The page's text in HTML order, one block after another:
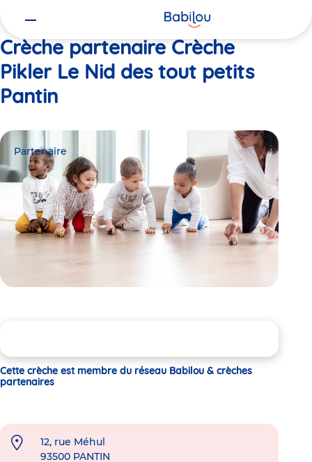
Crèche partenaire Crèche
Pikler Le Nid des tout petits
Pantin
Partenaire
Cette crèche est membre du réseau Babilou & crèches
partenaires
12, rue Méhul
93500 PANTIN